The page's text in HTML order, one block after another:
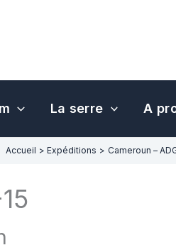
La serre A
Accueil Expéditions Cameroun –